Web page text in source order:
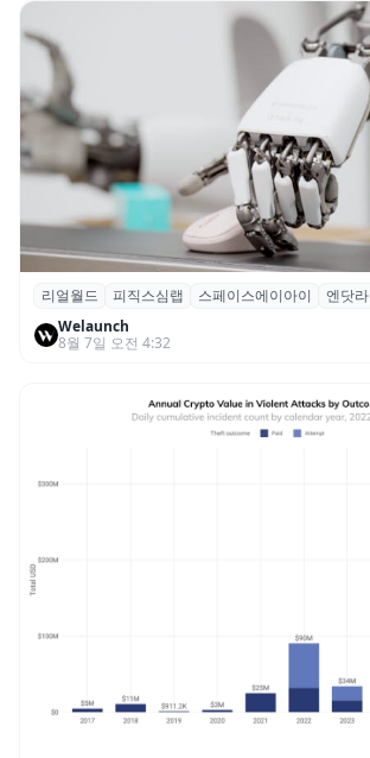
리얼월드, 로봇테크 스타트업 3
휴머노이드 표준 만든다
리얼월드 피직스심랩 스페이스에이아이 엔닷
Welaunch
8월 7일 오전 4:32